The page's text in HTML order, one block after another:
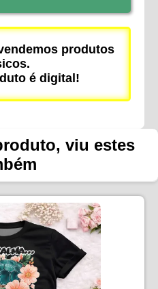
produtos
é digital!
viu estes